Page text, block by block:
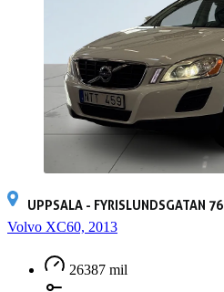
UPPSALA - FYRISLUNDSGATAN 76
Volvo XC60, 2013
26387 mil